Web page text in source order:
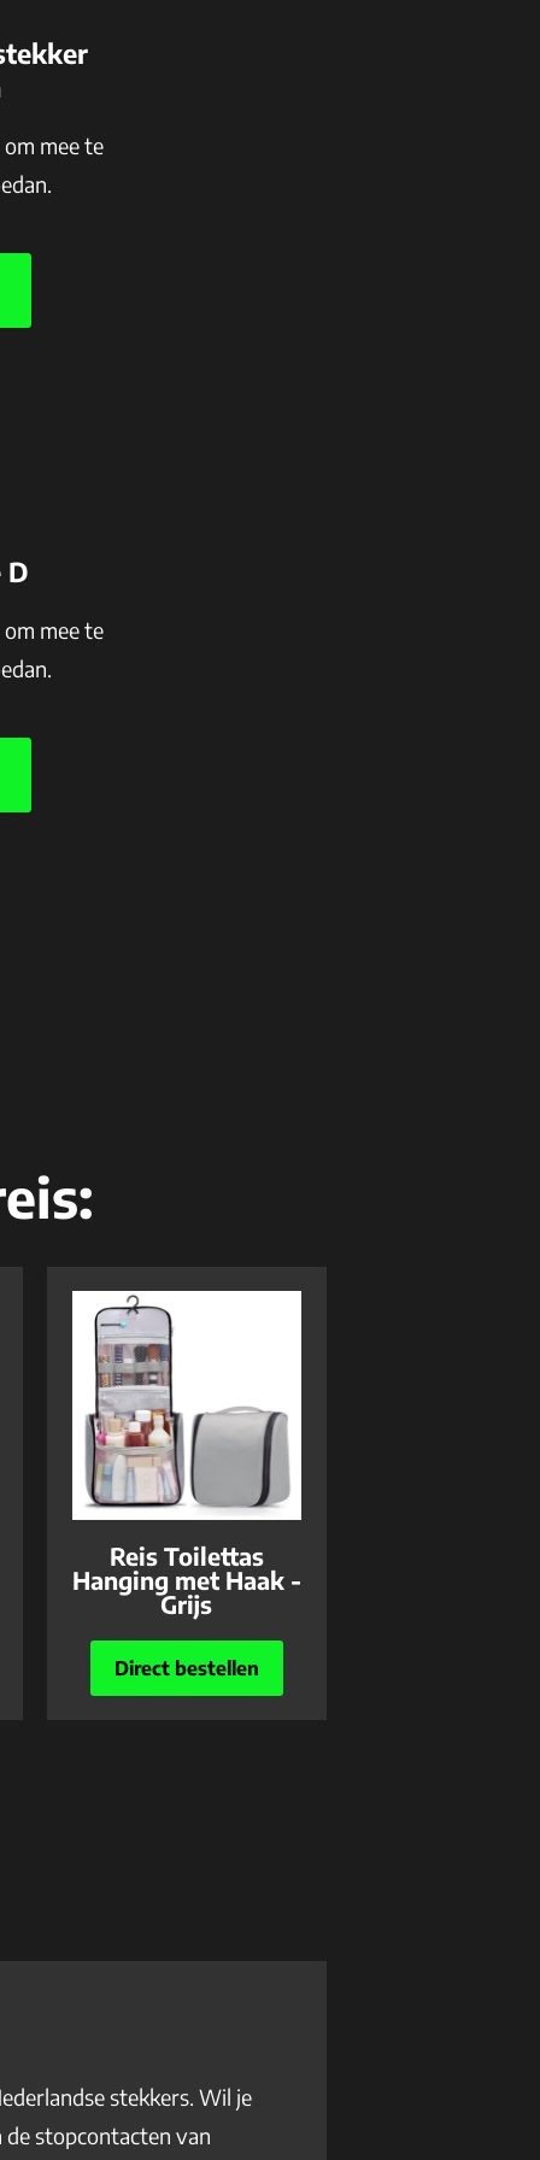
mee te
D
mee te
Reis Toilettas
Hanging met Haak -
Grijs
Direct bestellen
stekkers. Wil je
de stopcontacten van